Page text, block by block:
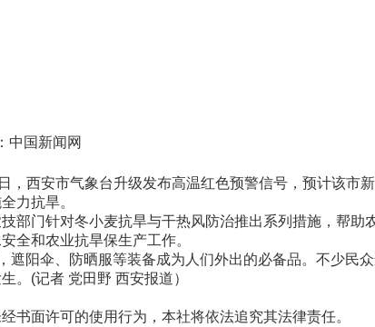
中国新闻网
西安市气象台升级发布高温红色预警信号，预计该市
力抗旱。
门针对冬小麦抗旱与干热风防治推出系列措施，帮助
全和农业抗旱保生产工作。
阳伞、防晒服等装备成为人们外出的必备品。不少民
。(记者 党田野 西安报道）
书面许可的使用行为，本社将依法追究其法律责任。